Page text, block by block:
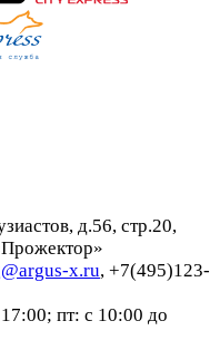
д.56, стр.20,
x.ru, +7(495)123-
пт: с 10:00 до